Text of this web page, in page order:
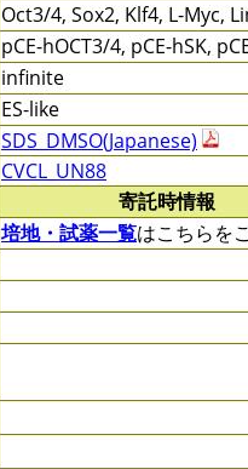
Oct3/4, Sox2, Klf4, L-Myc,
pCE-hOCT3/4, pCE-hSK,
infinite
ES-like
SDS_DMSO(Japanese)
CVCL_UN88
寄託時情報
培地・試薬一覧はこちらを